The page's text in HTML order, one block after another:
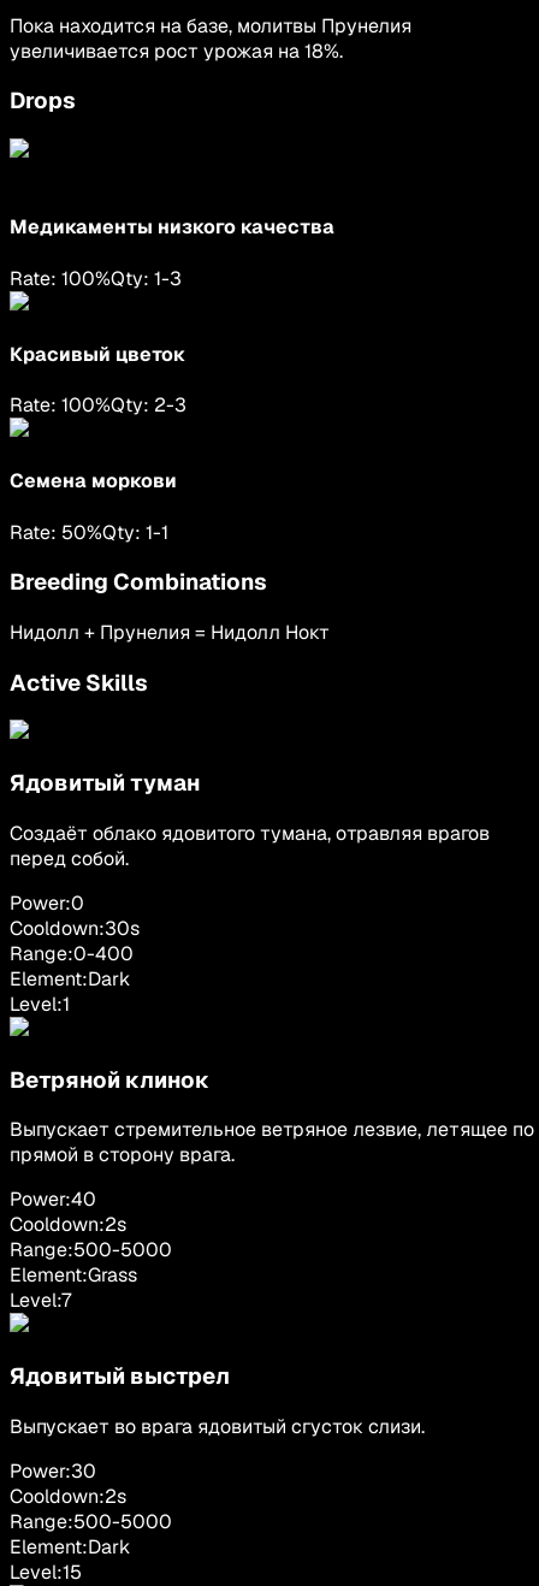
Пока находится на базе, молитвы Прунелия
увеличивается рост урожая на 18%.
Drops
Медикаменты низкого качества
Rate: 100%Qty: 1-3
Красивый цветок
Rate: 100%Qty: 2-3
Семена моркови
Rate: 50%Qty: 1-1
Breeding Combinations
Нидолл + Прунелия = Нидолл Нокт
Active Skills
Ядовитый туман
Создаёт облако ядовитого тумана, отравляя врагов
перед собой.
Power:0
Cooldown:30s
Range:0-400
Element:Dark
Level:1
Ветряной клинок
Выпускает стремительное ветряное лезвие, летящее по
прямой в сторону врага.
Power:40
Cooldown:2s
Range:500-5000
Element:Grass
Level:7
Ядовитый выстрел
Выпускает во врага ядовитый сгусток слизи.
Power:30
Cooldown:2s
Range:500-5000
Element:Dark
Level:15